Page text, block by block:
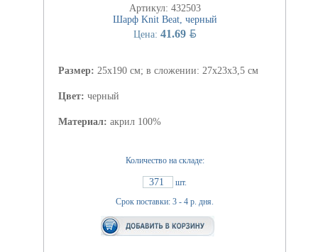
Артикул: 432503
Шарф Knit Beat, черный
Цена: 41.69 BYN
Размер: 25x190 см; в сложении: 27x23x3,5 см
Цвет: черный
Материал: акрил 100%
Количество на складе:
371
шт.
Срок поставки: 3 - 4 р. дня.